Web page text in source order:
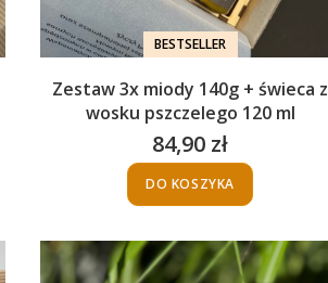
BESTSELLER
Zestaw 3x miody 140g + świeca z
wosku pszczelego 120 ml
Cena
84,90 zł
DO KOSZYKA